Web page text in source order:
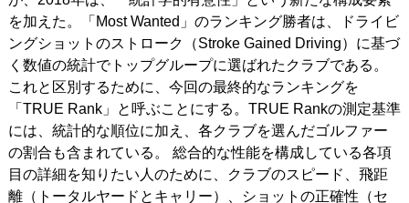
を加えた。「Most Wanted」のランキング勝者は、ドライビ
ングショットのストローク（Stroke Gained Driving）に基づ
く数値の統計でトップグループに選ばれたクラブである。
これと区別するために、今回の最終的なランキングを
「TRUE Rank」と呼ぶことにする。TRUE Rankの測定基準
には、統計的な順位に加え、各クラブを選んだゴルファー
の割合も含まれている。 総合的な性能を構成している各項
目の詳細を知りたい人のために、クラブのスピード、飛距
離（トータルヤードとキャリー）、ショットの正確性（セ